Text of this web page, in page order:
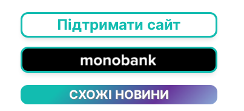
Підтримати сайт
СХОЖІ НОВИНИ